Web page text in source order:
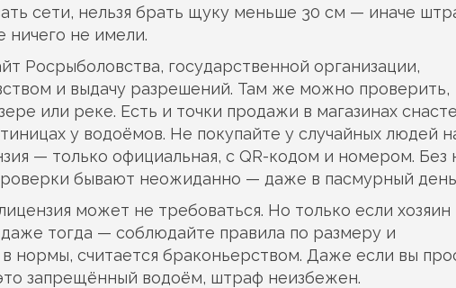
сети, нельзя брать щуку меньше 30 см — иначе
ничего не имели.
Росрыболовства, государственной организации,
и выдачу разрешений. Там же можно проверить,
или реке. Есть и точки продажи в магазинах
у водоёмов. Не покупайте у случайных людей
— только официальная, с QR-кодом и номером. Без
бывают неожиданно — даже в пасмурный
может не требоваться. Но только если хозяин
тогда — соблюдайте правила по размеру и
в нормы, считается браконьерством. Даже если вы
запрещённый водоём, штраф неизбежен.